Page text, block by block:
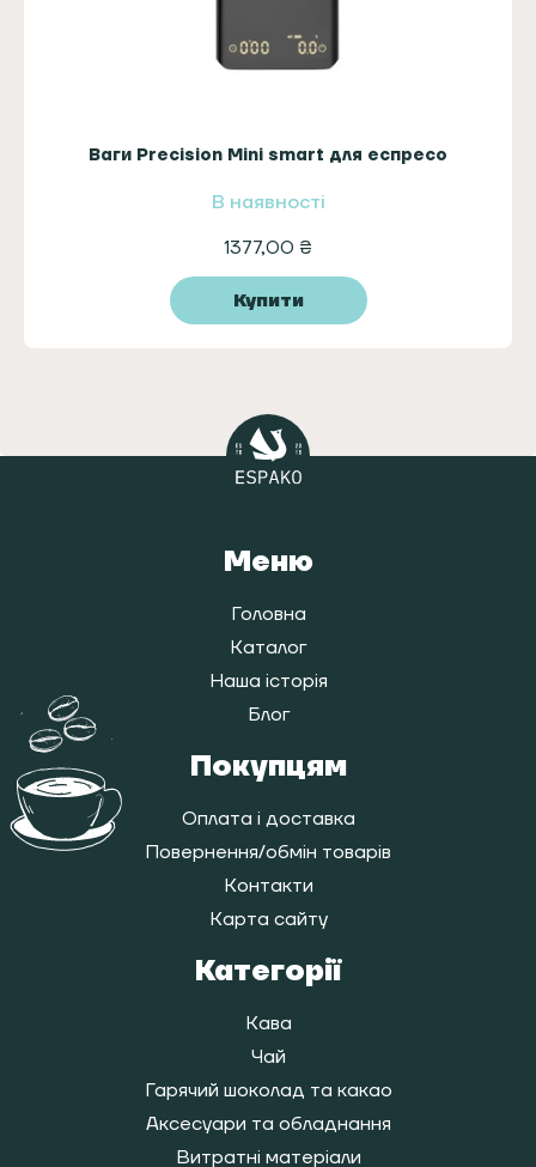
Ваги Precision Mini smart для еспресо
В наявності
1377,00 ₴
Купити
Меню
Головна
Каталог
Наша історія
Блог
Покупцям
Оплата і доставка
Повернення/обмін товарів
Контакти
Карта сайту
Категорії
Кава
Чай
Гарячий шоколад та какао
Аксесуари та обладнання
Витратні матеріали